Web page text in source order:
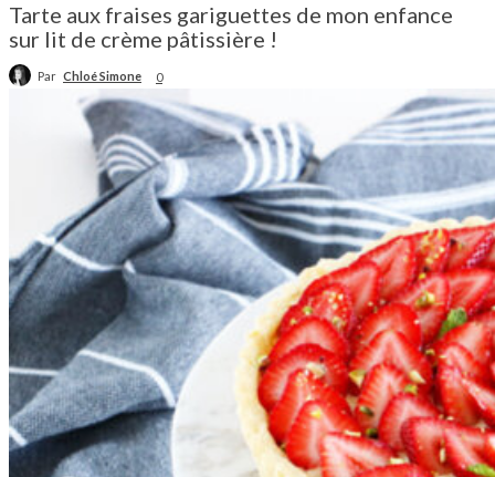
Tarte aux fraises gariguettes de mon enfance
sur lit de crème pâtissière !
Par Chloé Simone 0